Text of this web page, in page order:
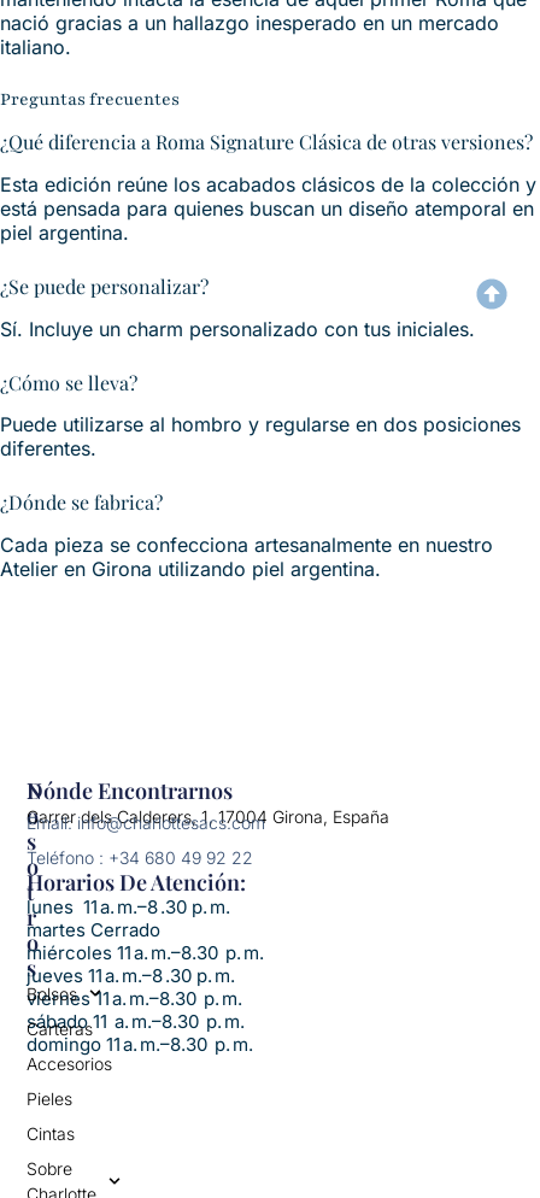
nació gracias a un hallazgo inesperado en un mercado
italiano.
Preguntas frecuentes
¿Qué diferencia a Roma Signature Clásica de otras versiones?
Esta edición reúne los acabados clásicos de la colección y
está pensada para quienes buscan un diseño atemporal en
piel argentina.
¿Se puede personalizar?
Sí. Incluye un charm personalizado con tus iniciales.
¿Cómo se lleva?
Puede utilizarse al hombro y regularse en dos posiciones
diferentes.
¿Dónde se fabrica?
Cada pieza se confecciona artesanalmente en nuestro
Atelier en Girona utilizando piel argentina.
N
O
S
O
T
R
O
S
Bolsos
Carteras
Accesorios
Pieles
Cintas
Sobre
Charlotte
Dónde Encontrarnos
Carrer dels Calderers, 1, 17004 Girona, España
Email: info@charlottesacs.com
Teléfono : +34 680 49 92 22
Horarios De Atención:​
lunes 11 a. m.–8 .30 p. m.
martes Cerrado
miércoles 11 a. m.–8.30 p. m.
jueves 11 a. m.–8 .30 p. m.
viernes 11 a. m.–8.30 p. m.
sábado 11 a. m.–8.30 p. m.
domingo 11 a. m.–8.30 p. m.